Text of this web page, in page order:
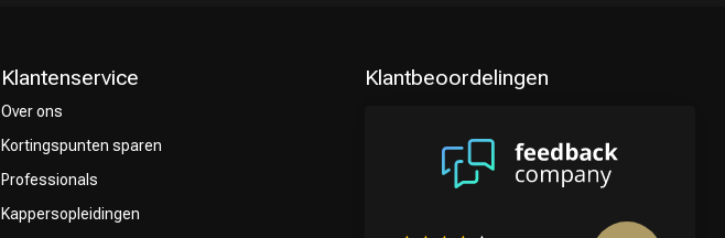
Klantenservice
Over ons
Kortingspunten sparen
Professionals
Kappersopleidingen
Klantbeoordelingen